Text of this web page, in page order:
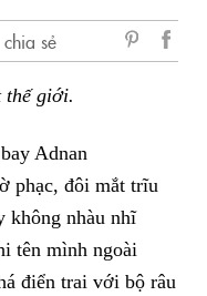
chia sẻ
thế giới.
Adnan
phạc, đôi mắt trĩu
không nhàu nhĩ
tên mình ngoài
điển trai với bộ râu